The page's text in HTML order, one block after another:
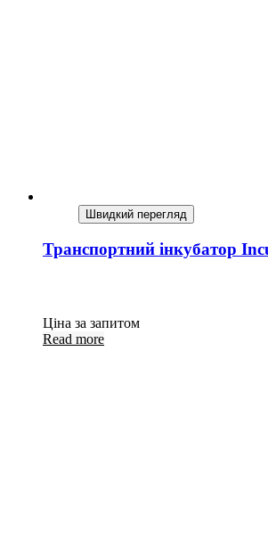
Швидкий перегляд
Транспортний інкубатор
Ціна за запитом
Read more